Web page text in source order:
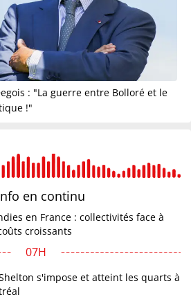
: "La guerre entre Bolloré et le
!"
en continu
en France : collectivités face à
croissants
07H
s'impose et atteint les quarts à